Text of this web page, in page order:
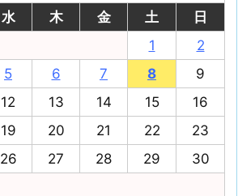
水 木 金 土 日
1
2
5 6 7 8
9
12 13 14 15
16
19 20 21 22
23
26 27 28 29
30